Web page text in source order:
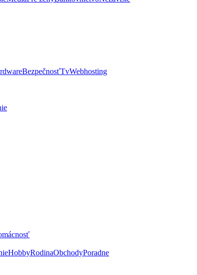
BezpečnosťTvWebhosting
HobbyRodinaObchodyPoradne